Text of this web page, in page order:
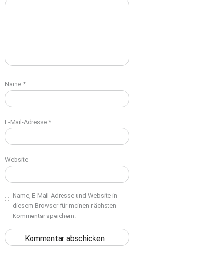
Name *
E-Mail-Adresse *
Website
Name, E-Mail-Adresse und Website in
diesem Browser für meinen nächsten
Kommentar speichern.